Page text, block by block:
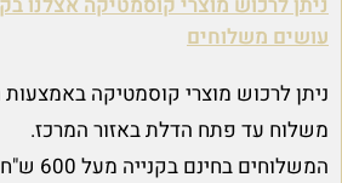
עושים משלוחים
ניתן לרכוש מוצרי קוסמטיקה
משלוח עד פתח הדלת באזור המרכז.